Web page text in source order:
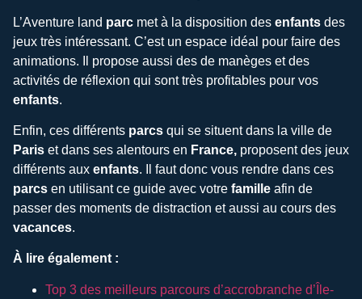
L’Aventure land parc met à la disposition des enfants des
jeux très intéressant. C’est un espace idéal pour faire des
animations. Il propose aussi des de manèges et des
activités de réflexion qui sont très profitables pour vos
enfants.
Enfin, ces différents parcs qui se situent dans la ville de
Paris et dans ses alentours en France, proposent des jeux
différents aux enfants. Il faut donc vous rendre dans ces
parcs en utilisant ce guide avec votre famille afin de
passer des moments de distraction et aussi au cours des
vacances.
À lire également :
Top 3 des meilleurs parcours d’accrobranche d’Île-